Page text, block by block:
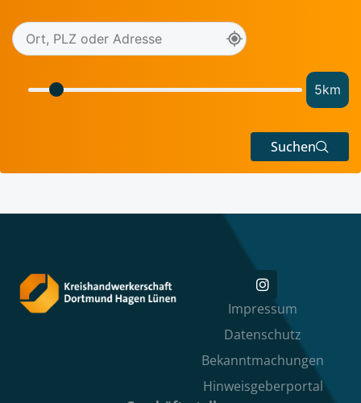
5km
Suchen
Impressum
Datenschutz
Bekanntmachungen
Hinweisgeberportal